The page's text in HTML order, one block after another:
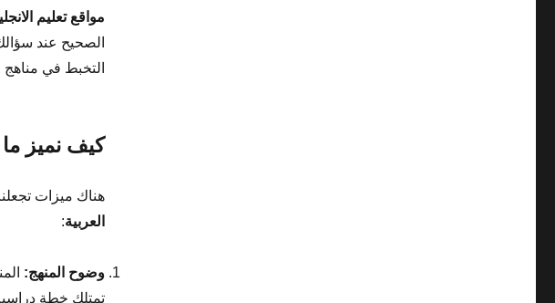
مواقع تعليم
الصحيح عند
التخبط في مناهج
كيف نميز ما
هناك ميزات
العربية:
وضوح المنهج:
تمتلك خطة